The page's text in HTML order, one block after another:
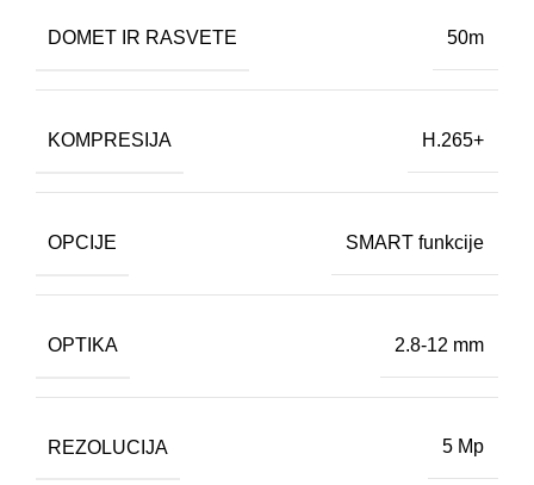
DOMET IR RASVETE 50m
KOMPRESIJA H.265+
OPCIJE SMART funkcije
OPTIKA 2.8-12 mm
REZOLUCIJA 5 Mp